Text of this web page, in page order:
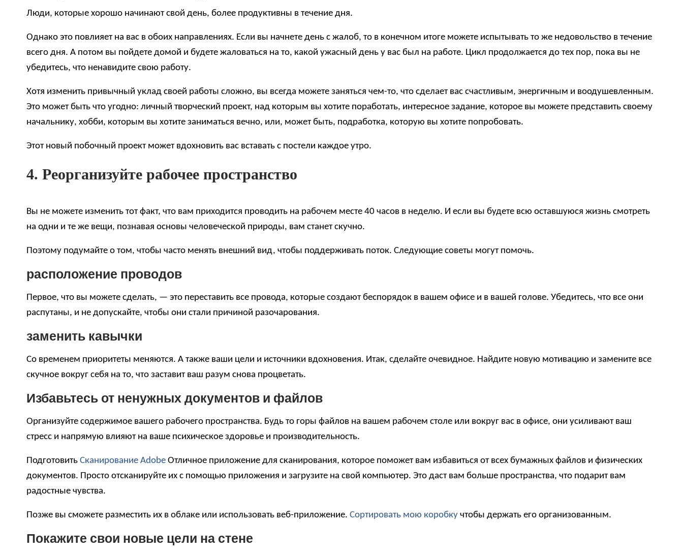
Люди, которые хорошо начинают свой день, более продуктивны в течение дня.
Однако это повлияет на вас в обоих направлениях. Если вы начнете день с жалоб, то в конечном итоге можете испытывать то же недовольство в течение
всего дня. А потом вы пойдете домой и будете жаловаться на то, какой ужасный день у вас был на работе. Цикл продолжается до тех пор, пока вы не
убедитесь, что ненавидите свою работу.
Хотя изменить привычный уклад своей работы сложно, вы всегда можете заняться чем-то, что сделает вас счастливым, энергичным и воодушевленным.
Это может быть что угодно: личный творческий проект, над которым вы хотите поработать, интересное задание, которое вы можете представить своему
начальнику, хобби, которым вы хотите заниматься вечно, или, может быть, подработка, которую вы хотите попробовать.
Этот новый побочный проект может вдохновить вас вставать с постели каждое утро.
4. Реорганизуйте рабочее пространство
Вы не можете изменить тот факт, что вам приходится проводить на рабочем месте 40 часов в неделю. И если вы будете всю оставшуюся жизнь смотреть
на одни и те же вещи, познавая основы человеческой природы, вам станет скучно.
Поэтому подумайте о том, чтобы часто менять внешний вид, чтобы поддерживать поток. Следующие советы могут помочь.
расположение проводов
Первое, что вы можете сделать, — это переставить все провода, которые создают беспорядок в вашем офисе и в вашей голове. Убедитесь, что все они
распутаны, и не допускайте, чтобы они стали причиной разочарования.
заменить кавычки
Со временем приоритеты меняются. А также ваши цели и источники вдохновения. Итак, сделайте очевидное. Найдите новую мотивацию и замените все
скучное вокруг себя на то, что заставит ваш разум снова процветать.
Избавьтесь от ненужных документов и файлов
Организуйте содержимое вашего рабочего пространства. Будь то горы файлов на вашем рабочем столе или вокруг вас в офисе, они усиливают ваш
стресс и напрямую влияют на ваше психическое здоровье и производительность.
Подготовить Сканирование Adobe Отличное приложение для сканирования, которое поможет вам избавиться от всех бумажных файлов и физических
документов. Просто отсканируйте их с помощью приложения и загрузите на свой компьютер. Это даст вам больше пространства, что подарит вам
радостные чувства.
Позже вы сможете разместить их в облаке или использовать веб-приложение. Сортировать мою коробку чтобы держать его организованным.
Покажите свои новые цели на стене